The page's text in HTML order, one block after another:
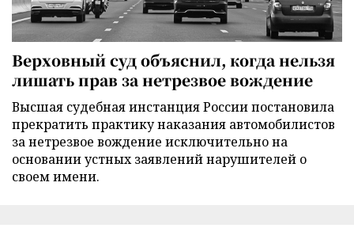
Верховный суд объяснил, когда нельзя
лишать прав за нетрезвое вождение
Высшая судебная инстанция России постановила
прекратить практику наказания автомобилистов
за нетрезвое вождение исключительно на
основании устных заявлений нарушителей о
своем имени.